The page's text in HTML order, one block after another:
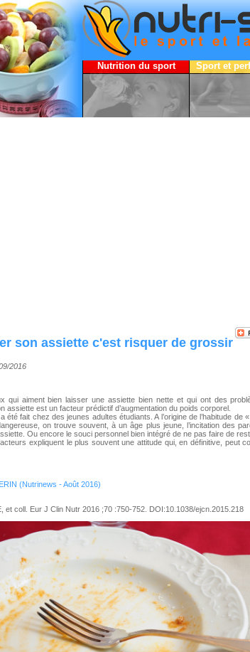
Nutrition du sport Sport et
son assiette c'est risquer de grossir
2016
qui aiment bien laisser une assiette bien nette et qui ont des
assiette est un facteur prédictif d’augmentation du poids corporel.
été fait chez des jeunes adultes étudiants. A l’origine de l’habitude de
on trouve souvent, à un âge plus jeune, l’incitation des
Ou encore le souci personnel bien intégré de ne pas faire de
expliquent le plus souvent une attitude qui, en définitive, peut
(Nutrinews - Août 2016)
et coll. Eur J Clin Nutr 2016 ;70 :750-752. DOI:10.1038/ejcn.2015.218